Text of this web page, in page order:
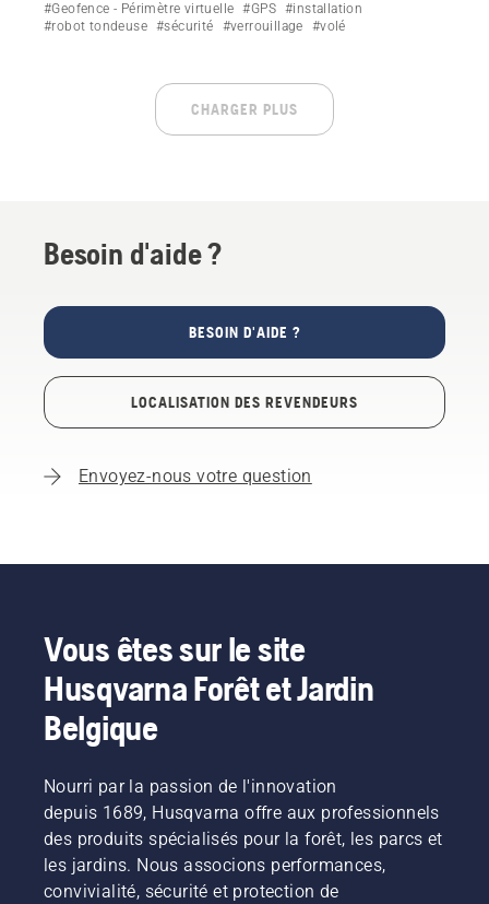
#Geofence - Périmètre virtuelle
#GPS #installation
#robot tondeuse #sécurité #verrouillage #volé
CHARGER PLUS
Besoin d'aide ?
BESOIN D'AIDE ?
LOCALISATION DES REVENDEURS
Envoyez-nous votre question
Vous êtes sur le site
Husqvarna Forêt et Jardin
Belgique
Nourri par la passion de l'innovation
depuis 1689, Husqvarna offre aux professionnels
des produits spécialisés pour la forêt, les parcs et
les jardins. Nous associons performances,
convivialité, sécurité et protection de